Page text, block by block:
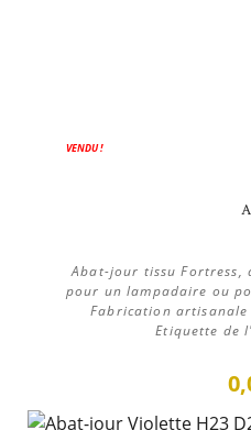
VENDU !
Abat-jour tissu Fortress,
pour un lampadaire ou
Fabrication
Etiquette de